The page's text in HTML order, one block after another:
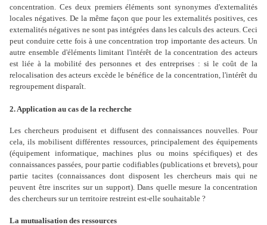
concentration. Ces deux premiers éléments sont synonymes d'externalités
locales négatives. De la même façon que pour les externalités positives, ces
externalités négatives ne sont pas intégrées dans les calculs des acteurs. Ceci
peut conduire cette fois à une concentration trop importante des acteurs. Un
autre ensemble d'éléments limitant l'intérêt de la concentration des acteurs
est liée à la mobilité des personnes et des entreprises : si le coût de la
relocalisation des acteurs excède le bénéfice de la concentration, l'intérêt du
regroupement disparaît.
2. Application au cas de la recherche
Les chercheurs produisent et diffusent des connaissances nouvelles. Pour
cela, ils mobilisent différentes ressources, principalement des équipements
(équipement informatique, machines plus ou moins spécifiques) et des
connaissances passées, pour partie codifiables (publications et brevets), pour
partie tacites (connaissances dont disposent les chercheurs mais qui ne
peuvent être inscrites sur un support). Dans quelle mesure la concentration
des chercheurs sur un territoire restreint est-elle souhaitable ?
La mutualisation des ressources